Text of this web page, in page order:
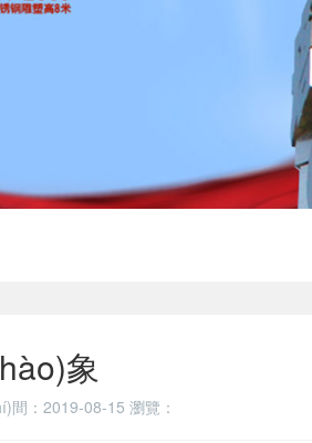
象
間：2019-08-15 瀏覽：